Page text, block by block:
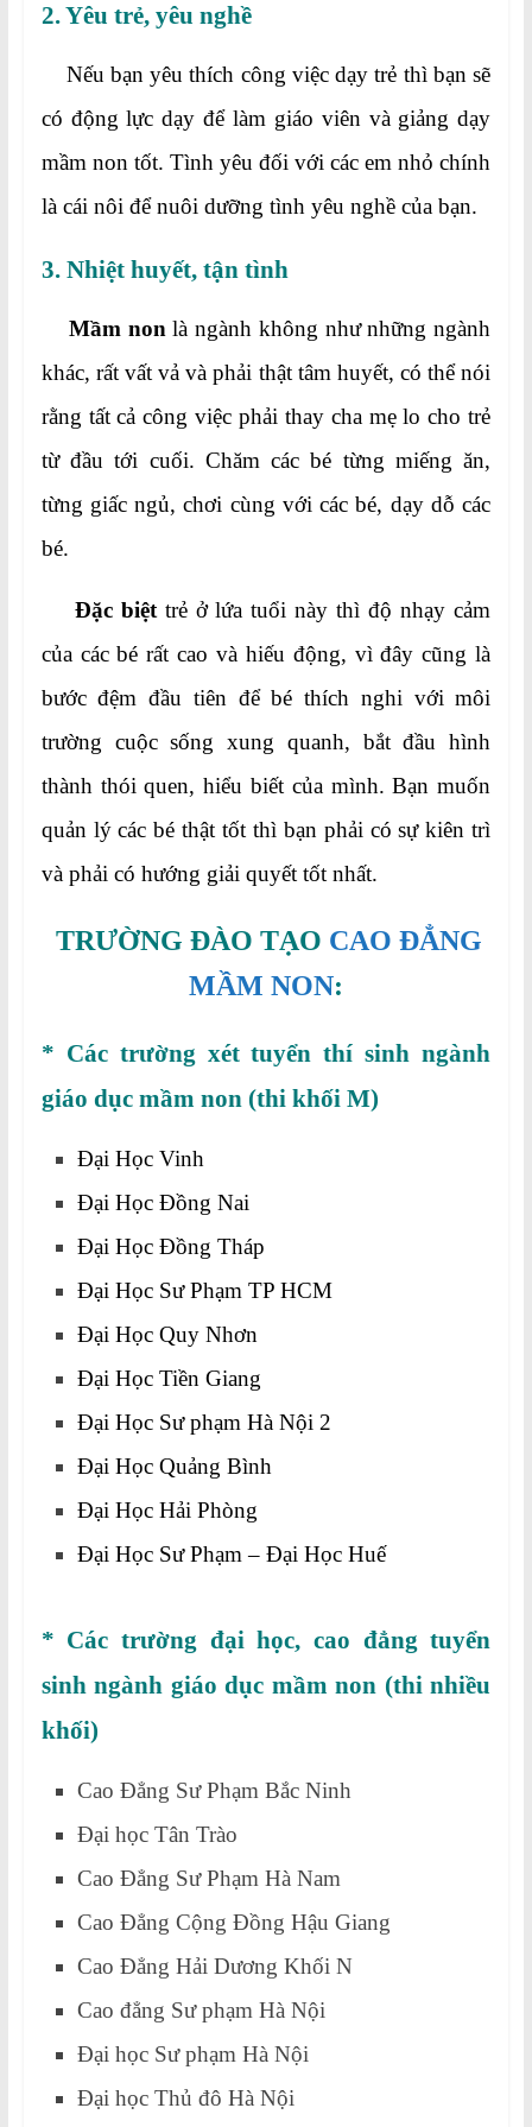
2. Yêu trẻ, yêu nghề
Nếu bạn yêu thích công việc dạy trẻ thì bạn sẽ
có động lực dạy để làm giáo viên và giảng dạy
mầm non tốt. Tình yêu đối với các em nhỏ chính
là cái nôi để nuôi dưỡng tình yêu nghề của bạn.
3. Nhiệt huyết, tận tình
Mầm nonlà ngành không như những ngành
khác, rất vất vả và phải thật tâm huyết, có thể nói
rằng tất cả công việc phải thay cha mẹ lo cho trẻ
từ đầu tới cuối. Chăm các bé từng miếng ăn,
từng giấc ngủ, chơi cùng với các bé, dạy dỗ các
bé.
Đặc biệttrẻ ở lứa tuổi này thì độ nhạy cảm
của các bé rất cao và hiếu động, vì đây cũng là
bước đệm đầu tiên để bé thích nghi với môi
trường cuộc sống xung quanh, bắt đầu hình
thành thói quen, hiểu biết của mình. Bạn muốn
quản lý các bé thật tốt thì bạn phải có sự kiên trì
và phải có hướng giải quyết tốt nhất.
TRƯỜNG ĐÀO TẠO CAO ĐẲNG
MẦM NON:
* Các trường xét tuyển thí sinh ngành
giáo dục mầm non (thi khối M)
Đại Học Vinh
Đại Học Đồng Nai
Đại Học Đồng Tháp
Đại Học Sư Phạm TP HCM
Đại Học Quy Nhơn
Đại Học Tiền Giang
Đại Học Sư phạm Hà Nội 2
Đại Học Quảng Bình
Đại Học Hải Phòng
Đại Học Sư Phạm – Đại Học Huế
* Các trường đại học, cao đẳng tuyển
sinh ngành giáo dục mầm non (thi nhiều
khối)
Cao Đẳng Sư Phạm Bắc Ninh
Đại học Tân Trào
Cao Đẳng Sư Phạm Hà Nam
Cao Đẳng Cộng Đồng Hậu Giang
Cao Đẳng Hải Dương Khối N
Cao đẳng Sư phạm Hà Nội
Đại học Sư phạm Hà Nội
Đại học Thủ đô Hà Nội